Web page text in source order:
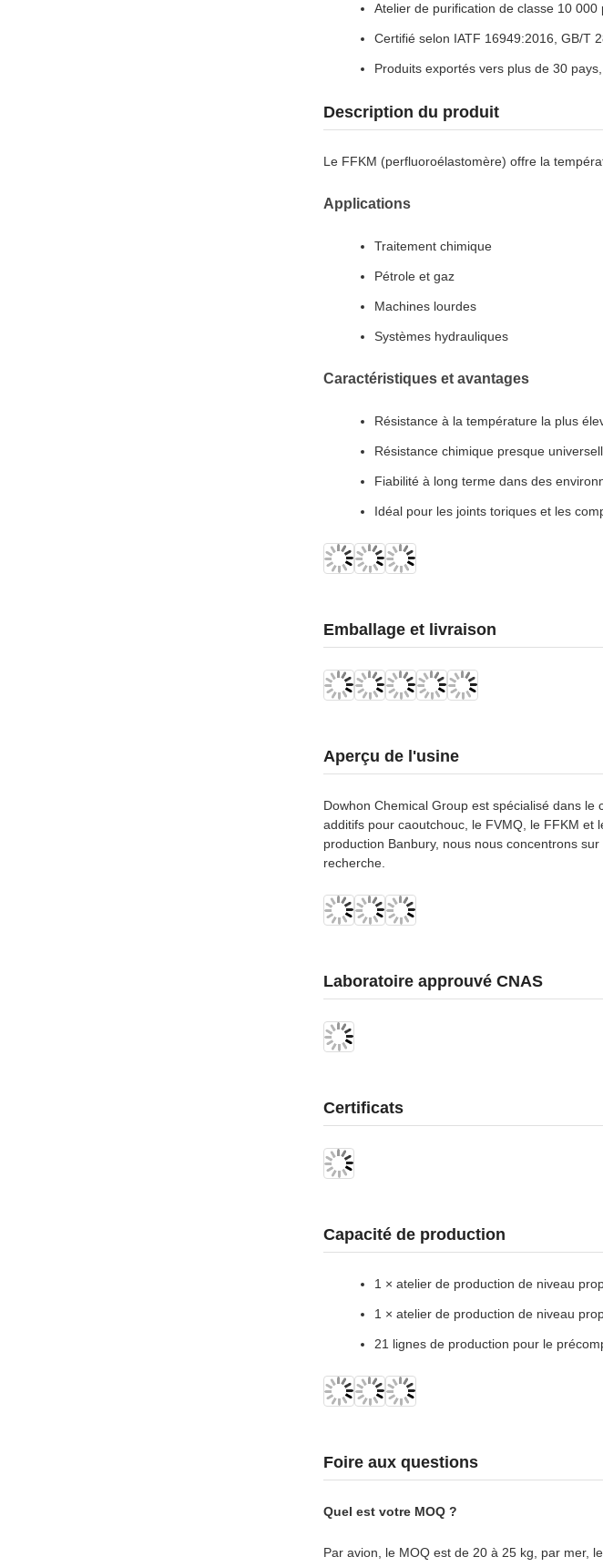
Atelier de purification de classe 10
Certifié selon IATF 16949:2016, GB/T
Produits exportés vers plus de 30
Description du produit
Le FFKM (perfluoroélastomère) offre la
Applications
Traitement chimique
Pétrole et gaz
Machines lourdes
Systèmes hydrauliques
Caractéristiques et avantages
Résistance à la température la plus
Résistance chimique presque
Fiabilité à long terme dans des
Idéal pour les joints toriques et les
Emballage et livraison
Aperçu de l'usine
Dowhon Chemical Group est spécialisé dans
additifs pour caoutchouc, le FVMQ, le FFKM et
production Banbury, nous nous concentrons
recherche.
Laboratoire approuvé CNAS
Certificats
Capacité de production
1 × atelier de production de niveau
1 × atelier de production de niveau
21 lignes de production pour le
Foire aux questions
Quel est votre MOQ ?
Par avion, le MOQ est de 20 à 25 kg, par mer,